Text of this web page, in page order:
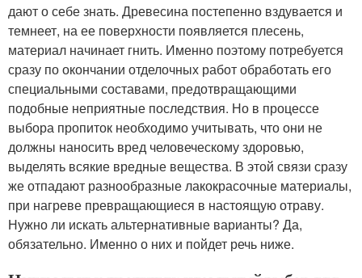
дают о себе знать. Древесина постепенно вздувается и
темнеет, на ее поверхности появляется плесень,
материал начинает гнить. Именно поэтому потребуется
сразу по окончании отделочных работ обработать его
специальными составами, предотвращающими
подобные неприятные последствия. Но в процессе
выбора пропиток необходимо учитывать, что они не
должны наносить вред человеческому здоровью,
выделять всякие вредные вещества. В этой связи сразу
же отпадают разнообразные лакокрасочные материалы,
при нагреве превращающиеся в настоящую отраву.
Нужно ли искать альтернативные варианты? Да,
обязательно. Именно о них и пойдет речь ниже.